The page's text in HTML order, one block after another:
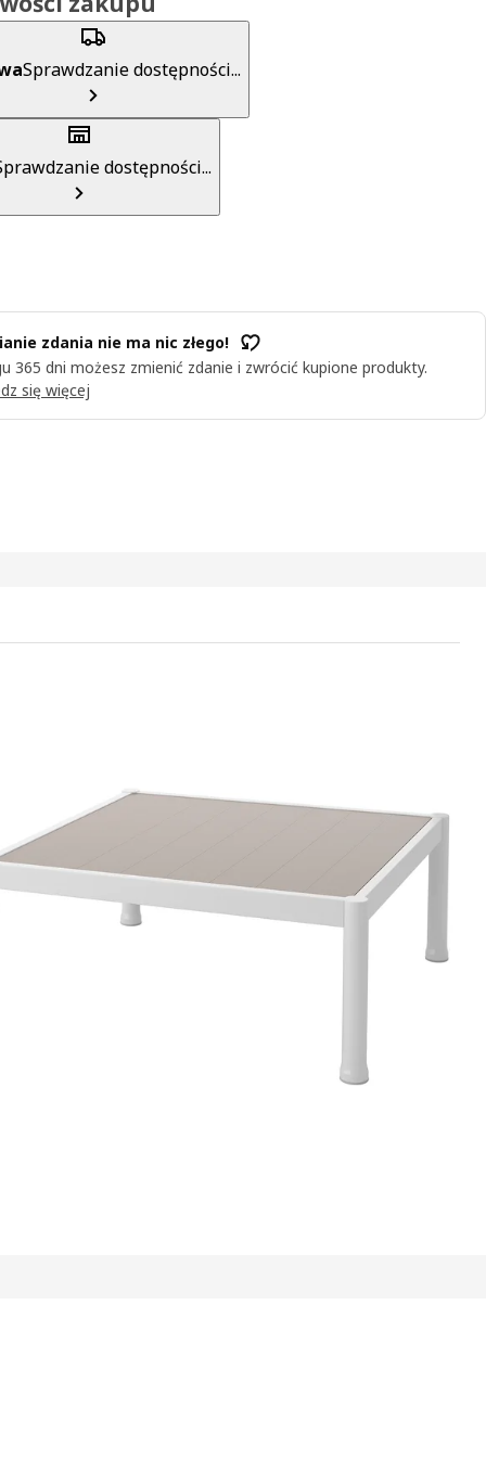
Sprawdzanie dostępności...
dostępności...
zdania nie ma nic złego!
365 dni możesz zmienić zdanie i zwrócić kupione produkty.
się więcej